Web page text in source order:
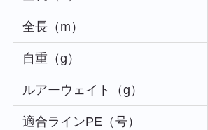
全長（m）
自重（g）
ルアーウェイト（g）
適合ラインPE（号）